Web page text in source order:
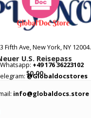
U.S. Reisepass
$0.00
Fifth Ave, New York, NY 12004.
Whatsapp: +49 176 36223102
@Globaldocstores
info@globaldocs.store